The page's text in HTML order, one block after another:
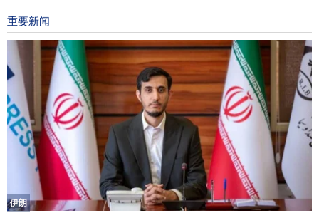
重要新闻
伊朗